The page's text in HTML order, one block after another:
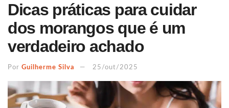
Dicas práticas para cuidar
dos morangos que é um
verdadeiro achado
Por Guilherme Silva 25/out/2025